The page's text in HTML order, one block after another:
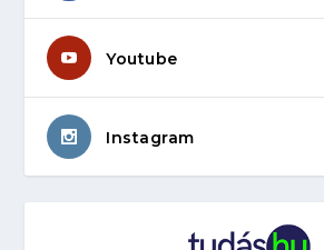
Youtube
Instagram